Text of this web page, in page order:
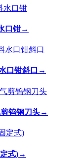
口钳→
口钳斜口 →
钨钢刀头→
式)→